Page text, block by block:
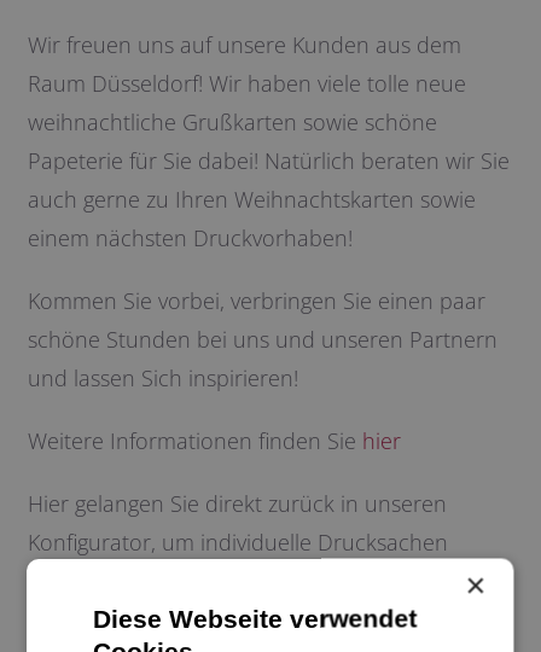
Wir freuen uns auf unsere Kunden aus dem
Raum Düsseldorf! Wir haben viele tolle neue
weihnachtliche Grußkarten sowie schöne
Papeterie für Sie dabei! Natürlich beraten wir Sie
auch gerne zu Ihren Weihnachtskarten sowie
einem nächsten Druckvorhaben!
Kommen Sie vorbei, verbringen Sie einen paar
schöne Stunden bei uns und unseren Partnern
und lassen Sich inspirieren!
Weitere Informationen finden Sie hier
Hier gelangen Sie direkt zurück in unseren
Konfigurator, um individuelle Drucksachen
gestalten zu lassen, oder in unseren Onlineshop,
in dem Sie fertige Grußkarten, Papeterie und
×
Diese Webseite verwendet